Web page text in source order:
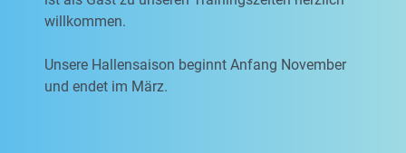
willkommen.
Unsere Hallensaison beginnt Anfang November
und endet im März.